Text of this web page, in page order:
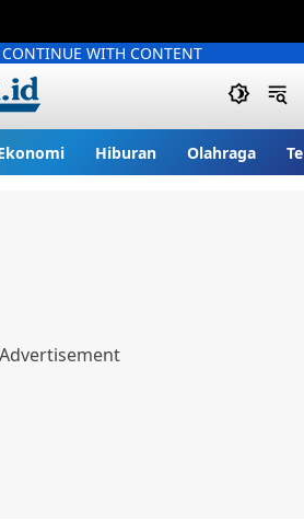
CONTINUE WITH CONTENT
Hiburan Olahraga